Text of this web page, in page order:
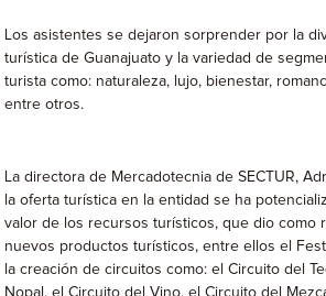
Los asistentes se dejaron sorprender por la
turística de Guanajuato y la variedad de
turista como: naturaleza, lujo, bienestar,
entre otros.
La directora de Mercadotecnia de SECTUR,
la oferta turística en la entidad se ha
valor de los recursos turísticos, que dio como
nuevos productos turísticos, entre ellos el
la creación de circuitos como: el Circuito del
Nopal, el Circuito del Vino, el Circuito del